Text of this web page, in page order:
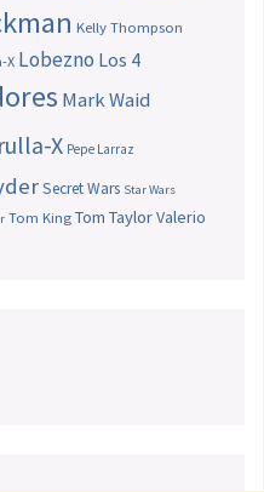
Kelly Thompson
X Lobezno Los 4
Mark Waid
X Pepe Larraz
Secret Wars Star Wars
Tom King Tom TaylorValerio